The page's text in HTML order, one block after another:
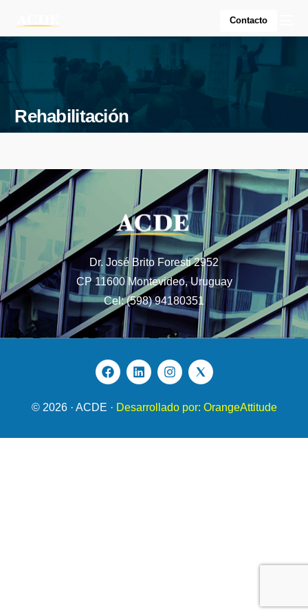
Contacto
Rehabilitación
Dr. José Brito Foresti 2952
CP 11600 Montevideo, Uruguay
Cel: (598) 94180351
© 2026 · ACDE · Desarrollado por: OrangeAttitude